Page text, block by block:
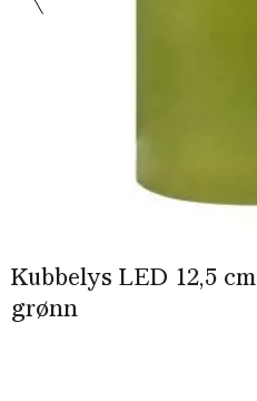
Kubbelys LED 12,5 cm
grønn